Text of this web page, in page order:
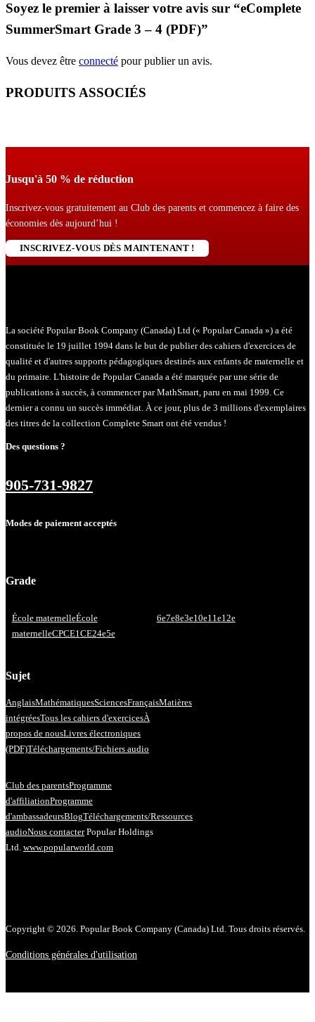
Soyez le premier à laisser votre avis sur “eComplete
SummerSmart Grade 3 – 4 (PDF)”
Vous devez être connecté pour publier un avis.
PRODUITS ASSOCIÉS
Jusqu'à 50 % de réduction
Inscrivez-vous gratuitement au Club des parents et commencez à faire des
économies dès aujourd’hui !
INSCRIVEZ-VOUS DÈS MAINTENANT !
La société Popular Book Company (Canada) Ltd (« Popular Canada ») a été
constituée le 19 juillet 1994 dans le but de publier des cahiers d'exercices de
qualité et d'autres supports pédagogiques destinés aux enfants de maternelle et
du primaire. L'histoire de Popular Canada a été marquée par une série de
publications à succès, à commencer par MathSmart, paru en mai 1999. Ce
dernier a connu un succès immédiat. À ce jour, plus de 3 millions d'exemplaires
des titres de la collection Complete Smart ont été vendus !
Des questions ?
905-731-9827
Modes de paiement acceptés
Grade
École maternelleÉcole
maternelleCPCE1 CE24e5e
6e7e8e3e10e11e12e
Sujet
AnglaisMathématiquesSciencesFrançaisMatières
intégréesTous les cahiers d'exercicesÀ
propos de nousLivres électroniques
(PDF)Téléchargements/Fichiers audio
Club des parentsProgramme
d'affiliationProgramme
d'ambassadeursBlogTéléchargements/Ressources
audioNous contacter Popular Holdings
Ltd. www.popularworld.com
Copyright © 2026. Popular Book Company (Canada) Ltd. Tous droits réservés.
Conditions générales d'utilisation